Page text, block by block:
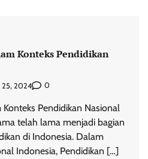
Konteks Pendidikan
25, 2024 0
Pendidikan Nasional
telah lama menjadi bagian
di Indonesia. Dalam
Indonesia, Pendidikan […]